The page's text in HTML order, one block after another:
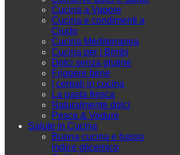
Cucina a Vapore
Cucina e condimenti a
Crudo
Cucina Mediterranea
Cucina per i Bimbi
Dolci senza glutine
Friggere bene
I cereali in cucina
La pasta fresca
Naturalmente dolci
Pesce & Vedure
Salute in Cucina
Buona cucina e basso
indice glicemico